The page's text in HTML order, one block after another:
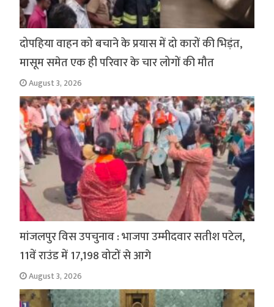
दोपहिया वाहन को बचाने के प्रयास में दो कारों की भिड़ंत,
मासूम समेत एक ही परिवार के चार लोगों की मौत
August 3, 2026
मांजलपुर विस उपचुनाव : भाजपा उम्मीदवार सतीश पटेल,
11वें राउंड में 17,198 वोटों से आगे
August 3, 2026